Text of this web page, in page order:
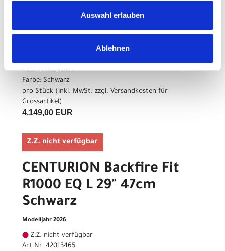
Auswahl erlauben
Ablehnen
R1000 EQ M 29" 42cm
Schwarz
Art.Nr. 42013455
Farbe: Schwarz
pro Stück (inkl. MwSt. zzgl. Versandkosten für
Grossartikel)
4.149,00 EUR
Z.Z. nicht verfügbar
CENTURION Backfire Fit
R1000 EQ L 29" 47cm
Schwarz
Modelljahr 2026
Z.Z. nicht verfügbar
Art.Nr. 42013465